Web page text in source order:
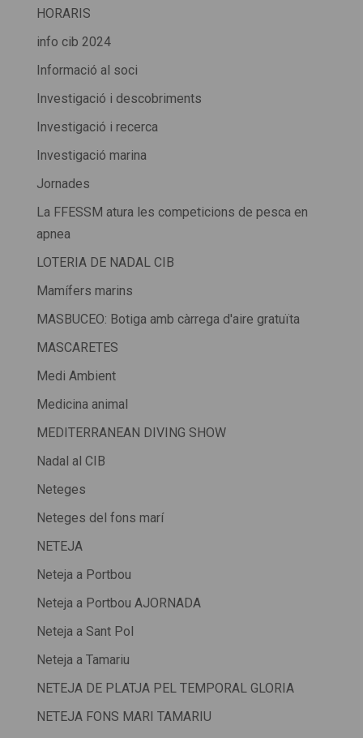
HORARIS
info cib 2024
Informació al soci
Investigació i descobriments
Investigació i recerca
Investigació marina
Jornades
La FFESSM atura les competicions de pesca en
apnea
LOTERIA DE NADAL CIB
Mamífers marins
MASBUCEO: Botiga amb càrrega d'aire gratuïta
MASCARETES
Medi Ambient
Medicina animal
MEDITERRANEAN DIVING SHOW
Nadal al CIB
Neteges
Neteges del fons marí
NETEJA
Neteja a Portbou
Neteja a Portbou AJORNADA
Neteja a Sant Pol
Neteja a Tamariu
NETEJA DE PLATJA PEL TEMPORAL GLORIA
NETEJA FONS MARI TAMARIU